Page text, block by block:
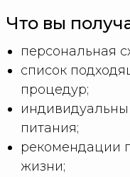
Что вы
персональная
список
процедур;
питания;
рекомендации
жизни;